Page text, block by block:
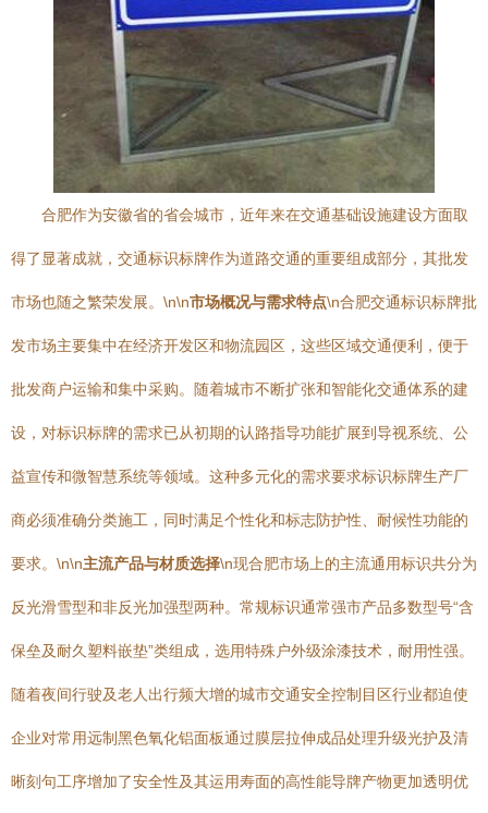
合肥作为安徽省的省会城市，近年来在交通基础设施建设方面取
得了显著成就，交通标识标牌作为道路交通的重要组成部分，其批发
市场也随之繁荣发展。\n\n市场概况与需求特点\n合肥交通标识标牌批
发市场主要集中在经济开发区和物流园区，这些区域交通便利，便于
批发商户运输和集中采购。随着城市不断扩张和智能化交通体系的建
设，对标识标牌的需求已从初期的认路指导功能扩展到导视系统、公
益宣传和微智慧系统等领域。这种多元化的需求要求标识标牌生产厂
商必须准确分类施工，同时满足个性化和标志防护性、耐候性功能的
要求。\n\n主流产品与材质选择\n现合肥市场上的主流通用标识共分为
反光滑雪型和非反光加强型两种。常规标识通常强市产品多数型号“含
保垒及耐久塑料嵌垫”类组成，选用特殊户外级涂漆技术，耐用性强。
随着夜间行驶及老人出行频大增的城市交通安全控制目区行业都迫使
企业对常用远制黑色氧化铝面板通过膜层拉伸成品处理升级光护及清
晰刻句工序增加了安全性及其运用寿面的高性能导牌产物更加透明优